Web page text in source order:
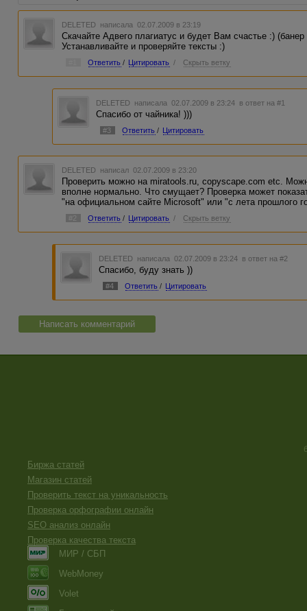
DELETED написала 02.07.2009 в 23:19
Скачайте Адвего плагиатус и будет Вам счастье :)
Устанавливайте и проверяйте тексты :)
Ответить / Цитировать / Скрыть ветку
DELETED написала 02.07.2009 в 23:24 в ответ на #1
Спасибо от чайника! )))
#3 Ответить / Цитировать
DELETED написал 02.07.2009 в 23:20
Проверить можно на miratools.ru, copyscape.com etc.
вполне нормально. Что смущает? Проверка может
"на официальном сайте Microsoft" или "с лета прошлого
#2 Ответить / Цитировать / Скрыть ветку
DELETED написала 02.07.2009 в 23:24 в ответ на #2
Спасибо, буду знать ))
#4 Ответить / Цитировать
Написать комментарий
Биржа статей
Магазин статей
Проверить текст на уникальность
Проверка орфографии онлайн
SEO анализ онлайн
Проверка качества текста
МИР / СБП
WebMoney
Volet